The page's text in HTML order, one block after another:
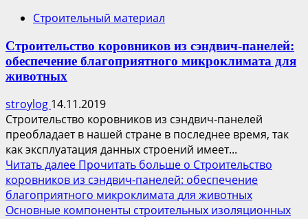
Строительный материал
Строительство коровников из сэндвич-панелей:
обеспечение благоприятного микроклимата для
животных
stroylog 14.11.2019
Строительство коровников из сэндвич-панелей
преобладает в нашей стране в последнее время, так
как эксплуатация данных строений имеет...
Читать далее Прочитать больше о Строительство
коровников из сэндвич-панелей: обеспечение
благоприятного микроклимата для животных
Основные компоненты строительных изоляционных